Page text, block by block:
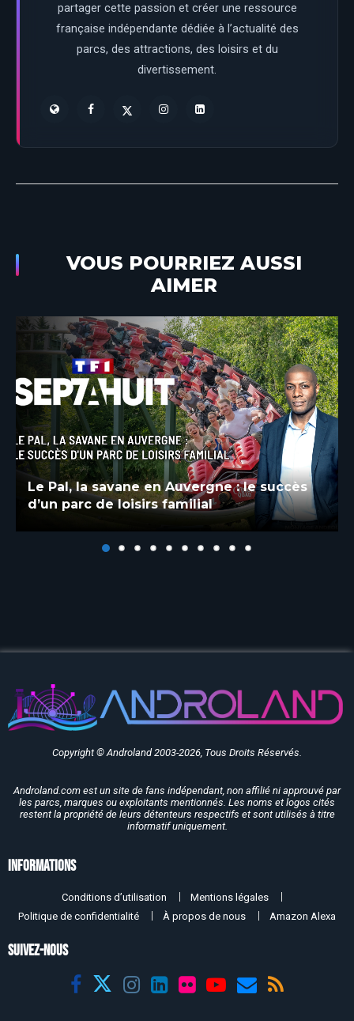
partager cette passion et créer une ressource
française indépendante dédiée à l’actualité des
parcs, des attractions, des loisirs et du
divertissement.
VOUS POURRIEZ AUSSI
AIMER
succès
Sept à Huit : Frissons
famille
Copyright © Androland 2003-2026, Tous Droits Réservés.
Androland.com est un site de fans indépendant, non affilié ni approuvé par
les parcs, marques ou exploitants mentionnés. Les noms et logos cités
restent la propriété de leurs détenteurs respectifs et sont utilisés à titre
informatif uniquement.
Informations
Conditions d’utilisation
Mentions légales
Politique de confidentialité
À propos de nous Amazon Alexa
SUIVEZ-NOUS